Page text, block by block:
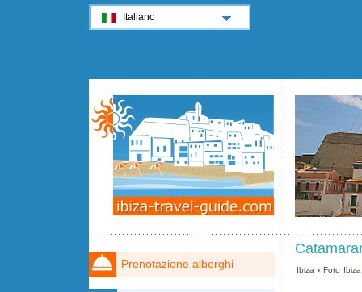
Ibiza ›Foto Ibiza
Prenotazione alberghi
Italiano